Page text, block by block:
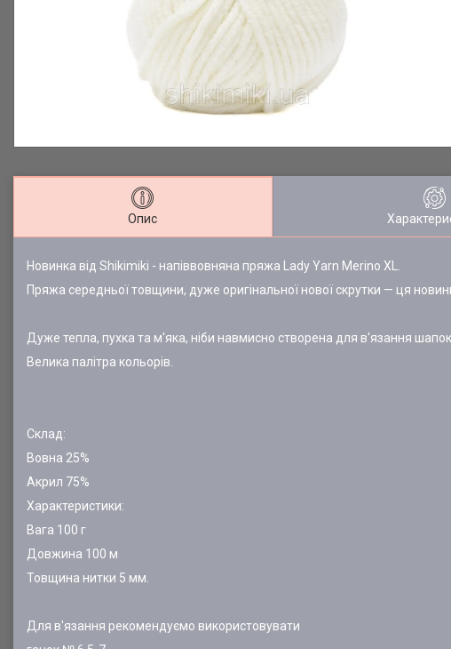
Опис
Новинка від Shikimiki - напіввовняна пряжа Lady Yarn Merino XL.
Пряжа середньої товщини, дуже оригінальної нової скрутки — ця
Дуже тепла, пухка та м'яка, ніби навмисно створена для в'язання шапок,
Велика палітра кольорів.
Склад:
Вовна 25%
Акрил 75%
Характеристики:
Вага 100 г
Довжина 100 м
Товщина нитки 5 мм.
Для в'язання рекомендуємо використовувати